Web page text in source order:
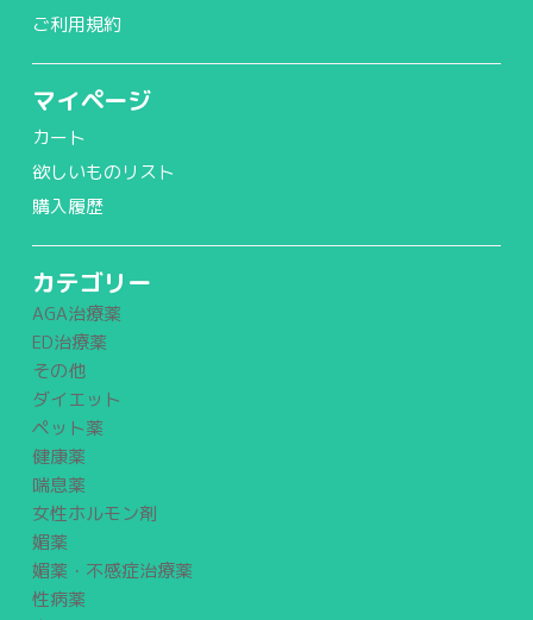
ご利用規約
マイページ
カート
欲しいものリスト
購入履歴
カテゴリー
AGA治療薬
ED治療薬
その他
ダイエット
ペット薬
健康薬
喘息薬
女性ホルモン剤
媚薬
媚薬・不感症治療薬
性病薬